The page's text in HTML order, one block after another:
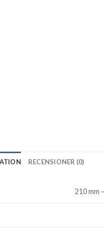
RECENSIONER (0)
210 mm